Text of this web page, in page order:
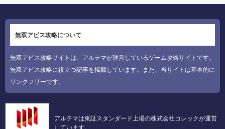
無双アビス攻略について
無双アビス攻略サイトは、アルテマが運営しているゲーム攻略サイトです。
無双アビス攻略に役立つ記事を掲載しています。また、当サイトは基本的に
リンクフリーです。
アルテマは東証スタンダード上場の株式会社コレックが運営